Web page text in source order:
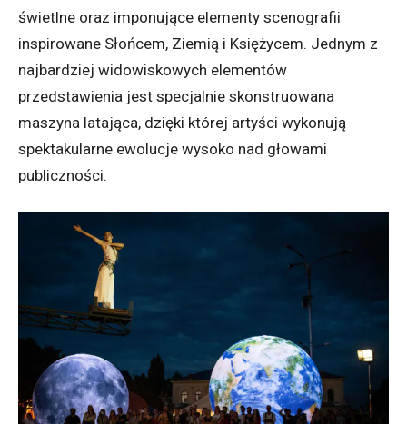
świetlne oraz imponujące elementy scenografii
inspirowane Słońcem, Ziemią i Księżycem. Jednym z
najbardziej widowiskowych elementów
przedstawienia jest specjalnie skonstruowana
maszyna latająca, dzięki której artyści wykonują
spektakularne ewolucje wysoko nad głowami
publiczności.